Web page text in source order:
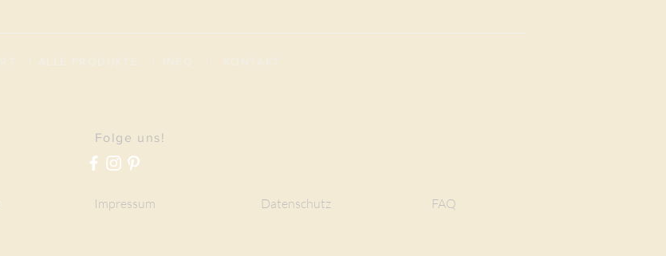
Folge uns!
Impressum Datenschutz FAQ